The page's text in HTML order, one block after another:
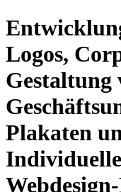
Logos,
Gestaltung
Plakaten